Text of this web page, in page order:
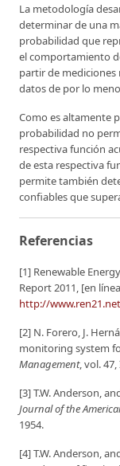
La metodología
determinar de una
probabilidad que
el comportamiento
partir de mediciones
datos de por lo
Como es altamente
probabilidad no
respectiva función
de esta respectiva
permite también
confiables que
Referencias
[1] Renewable
Report 2011, [en
http://
[2] N. Forero, J.
monitoring system
Management, vol. 47,
[3] T.W. Anderson,
Journal of the
1954.
[4] T.W. Anderson,